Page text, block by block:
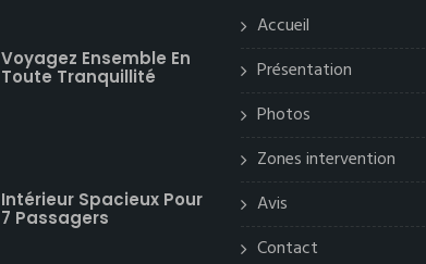
Voyagez Ensemble En
Toute Tranquillité
Intérieur Spacieux Pour
7 Passagers
Accueil
Présentation
Photos
Zones intervention
Avis
Contact